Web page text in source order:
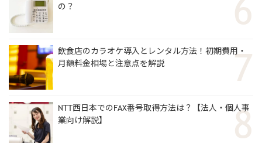
の？
飲食店のカラオケ導入とレンタル方法！初期費用・
月額料金相場と注意点を解説
NTT西日本でのFAX番号取得方法は？【法人・個人事
業向け解説】